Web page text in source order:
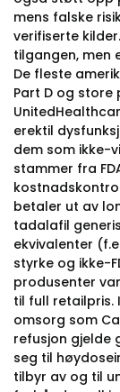
mens falske
verifiserte
tilgangen, men
De fleste
Part D og store
erektil
dem som ikke-
stammer fra
betaler ut av
tadalafil
ekvivalenter
styrke og ikke-
produsenter
til full retailpris.
omsorg som
refusjon gjelde
seg til
tilbyr av og til